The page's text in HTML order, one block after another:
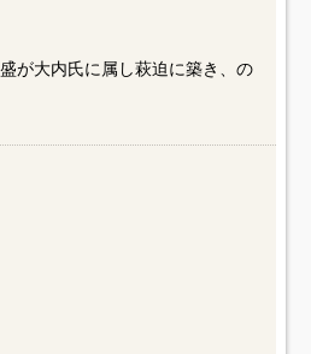
が大内氏に属し萩迫に築き、の